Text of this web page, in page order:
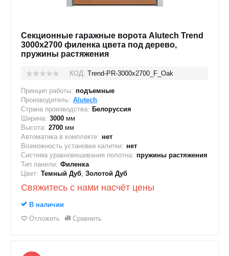
Секционные гаражные ворота Alutech Trend
3000x2700 филенка цвета под дерево,
пружины растяжения
КОД: Trend-PR-3000х2700_F_Oak
Принцип работы: подъемные
Производитель: Alutech
Страна производства: Белоруссия
Ширина: 3000 мм
Высота: 2700 мм
Автоматика в комплекте: нет
Возможность установки калитки: нет
Система уравновешивания полотна: пружины растяжения
Тип панели: Филенка
Цвет: Темный Дуб, Золотой Дуб
Свяжитесь с нами насчёт цены
В наличии
Отложить
Сравнить